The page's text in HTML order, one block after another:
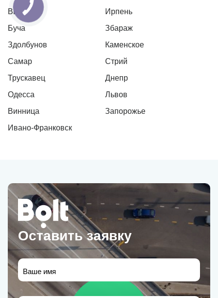
Вышневе
Ирпень
Буча
Збараж
Здолбунов
Каменское
Самар
Стрий
Трускавец
Днепр
Одесса
Львов
Винница
Запорожье
Ивано-Франковск
Оставить заявку
Ваше имя